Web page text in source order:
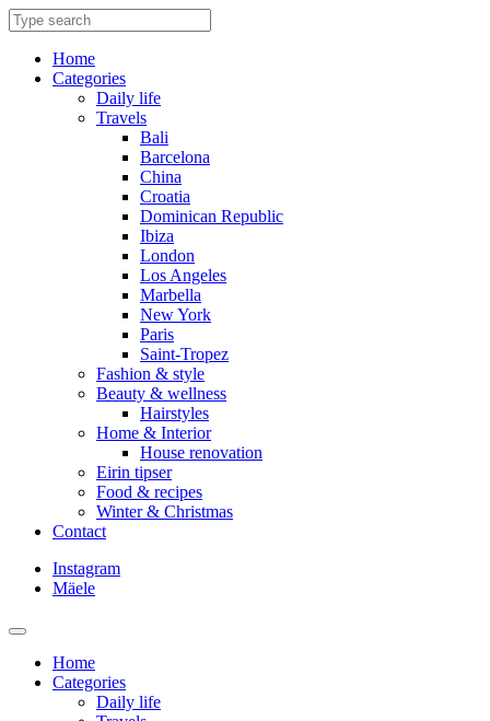
Skip
to
contentHome
Categories
Daily life
Travels
Bali
Barcelona
China
Croatia
Dominican Republic
Ibiza
London
Los Angeles
Marbella
New York
Paris
Saint-Tropez
Fashion & style
Beauty & wellness
Hairstyles
Home & Interior
House renovation
Eirin tipser
Food & recipes
Winter & Christmas
Contact
Instagram
Mäele
Home
Categories
Daily life